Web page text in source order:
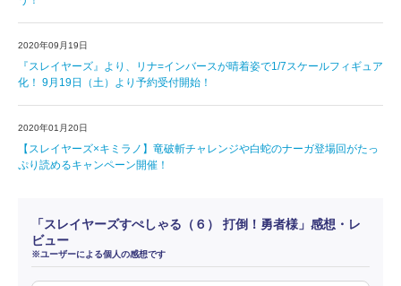
2020年09月19日
『スレイヤーズ』より、リナ=インバースが晴着姿で1/7スケールフィギュア
化！ 9月19日（土）より予約受付開始！
2020年01月20日
【スレイヤーズ×キミラノ】竜破斬チャレンジや白蛇のナーガ登場回がたっ
ぷり読めるキャンペーン開催！
「スレイヤーズすぺしゃる（６） 打倒！勇者様」感想・レ
ビュー
※ユーザーによる個人の感想です